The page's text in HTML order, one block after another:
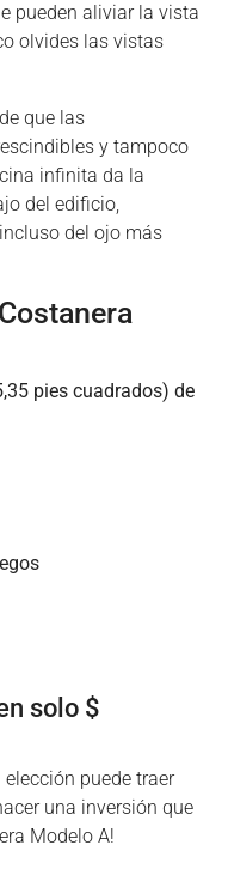
pueden aliviar la vista
olvides las vistas
que las
y tampoco
infinita da la
del edificio,
del ojo más
pies cuadrados) de
solo $
puede traer
una inversión que
Modelo A!